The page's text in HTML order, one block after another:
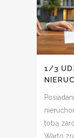
1/3
tobą
Warto